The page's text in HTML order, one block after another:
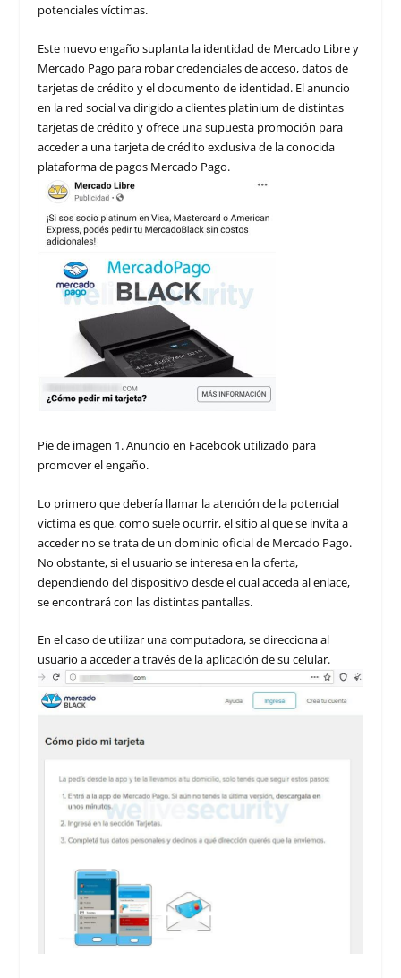
potenciales víctimas.
Este nuevo engaño suplanta la identidad de Mercado Libre y
Mercado Pago para robar credenciales de acceso, datos de
tarjetas de crédito y el documento de identidad. El anuncio
en la red social va dirigido a clientes platinium de distintas
tarjetas de crédito y ofrece una supuesta promoción para
acceder a una tarjeta de crédito exclusiva de la conocida
plataforma de pagos Mercado Pago.
Pie de imagen 1. Anuncio en Facebook utilizado para
promover el engaño.
Lo primero que debería llamar la atención de la potencial
víctima es que, como suele ocurrir, el sitio al que se invita a
acceder no se trata de un dominio oficial de Mercado Pago.
No obstante, si el usuario se interesa en la oferta,
dependiendo del dispositivo desde el cual acceda al enlace,
se encontrará con las distintas pantallas.
En el caso de utilizar una computadora, se direcciona al
usuario a acceder a través de la aplicación de su celular.